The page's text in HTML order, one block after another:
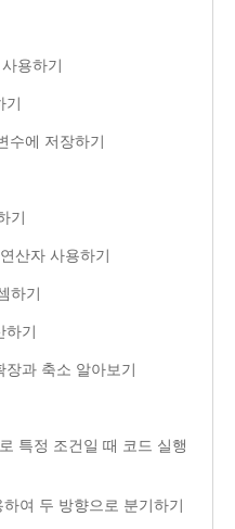
용하기
기
수에 저장하기
기
산자 사용하기
하기
하기
과 축소 알아보기
특정 조건일 때 코드 실행
여 두 방향으로 분기하기